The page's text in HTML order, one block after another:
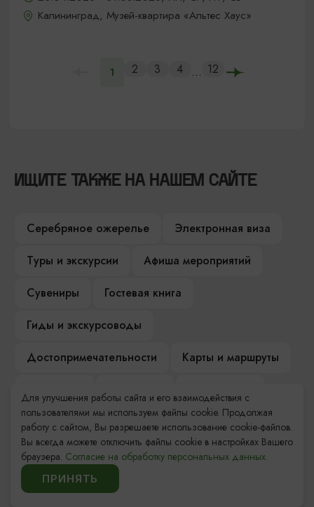
Калининград, Музей-квартира «Альтес Хаус»
1 2 3 4 ... 12
ИЩИТЕ ТАКЖЕ НА НАШЕМ САЙТЕ
Серебряное ожерелье
Электронная виза
Туры и экскурсии
Афиша мероприятий
Сувениры
Гостевая книга
Гиды и экскурсоводы
Достопримечательности
Карты и маршруты
Компас Балтийской кухни
Настоящий Калининградец
Музеи
Для улучшения работы сайта и его взаимодействия с
пользователями мы используем файлы cookie. Продолжая
работу с сайтом, Вы разрешаете использование cookie-файлов.
Вы всегда можете отключить файлы cookie в настройках Вашего
браузера. Согласие на обработку персональных данных.
ПРИНЯТЬ